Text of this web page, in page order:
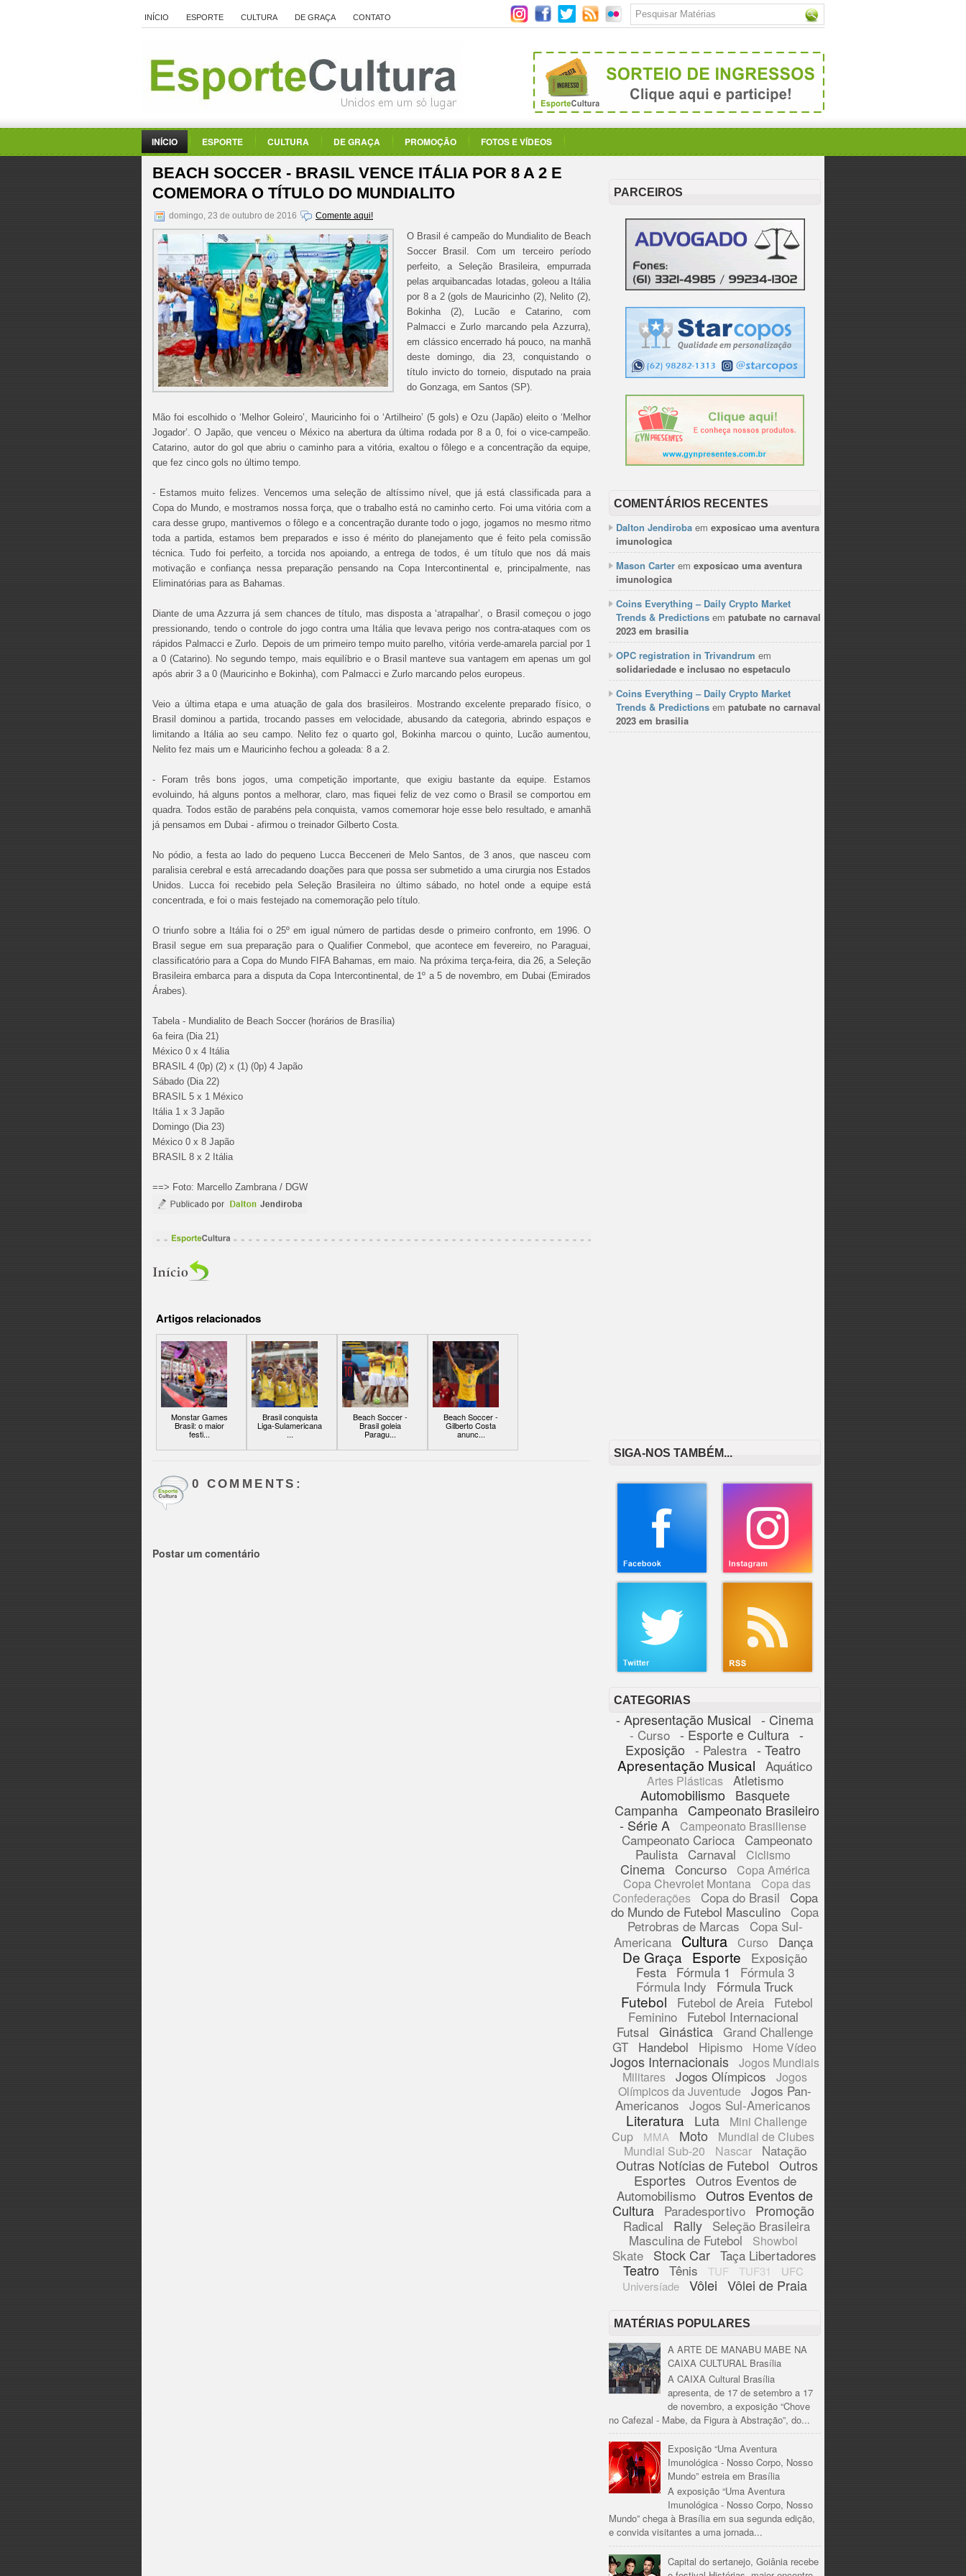
INÍCIO ESPORTE CULTURA DE GRAÇA CONTATO
INÍCIO ESPORTE CULTURA DE GRAÇA PROMOÇÃO FOTOS E VÍDEOS
BEACH SOCCER - BRASIL VENCE ITÁLIA POR 8 A 2 E
COMEMORA O TÍTULO DO MUNDIALITO
domingo, 23 de outubro de 2016 Comente aqui!
O Brasil é campeão do Mundialito de Beach
Soccer Brasil. Com um terceiro período
perfeito, a Seleção Brasileira, empurrada
pelas arquibancadas lotadas, goleou a Itália
por 8 a 2 (gols de Mauricinho (2), Nelito (2),
Bokinha (2), Lucão e Catarino, com
Palmacci e Zurlo marcando pela Azzurra),
em clássico encerrado há pouco, na manhã
deste domingo, dia 23, conquistando o
título invicto do torneio, disputado na praia
do Gonzaga, em Santos (SP).
Mão foi escolhido o ‘Melhor Goleiro’, Mauricinho foi o ‘Artilheiro’ (5 gols) e Ozu (Japão) eleito o ‘Melhor
Jogador’. O Japão, que venceu o México na abertura da última rodada por 8 a 0, foi o vice-campeão.
Catarino, autor do gol que abriu o caminho para a vitória, exaltou o fôlego e a concentração da equipe,
que fez cinco gols no último tempo.
- Estamos muito felizes. Vencemos uma seleção de altíssimo nível, que já está classificada para a
Copa do Mundo, e mostramos nossa força, que o trabalho está no caminho certo. Foi uma vitória com a
cara desse grupo, mantivemos o fôlego e a concentração durante todo o jogo, jogamos no mesmo ritmo
toda a partida, estamos bem preparados e isso é mérito do planejamento que é feito pela comissão
técnica. Tudo foi perfeito, a torcida nos apoiando, a entrega de todos, é um título que nos dá mais
motivação e confiança nessa preparação pensando na Copa Intercontinental e, principalmente, nas
Eliminatórias para as Bahamas.
Diante de uma Azzurra já sem chances de título, mas disposta a ‘atrapalhar’, o Brasil começou o jogo
pressionando, tendo o controle do jogo contra uma Itália que levava perigo nos contra-ataques com os
rápidos Palmacci e Zurlo. Depois de um primeiro tempo muito parelho, vitória verde-amarela parcial por 1
a 0 (Catarino). No segundo tempo, mais equilíbrio e o Brasil manteve sua vantagem em apenas um gol
após abrir 3 a 0 (Mauricinho e Bokinha), com Palmacci e Zurlo marcando pelos europeus.
Veio a última etapa e uma atuação de gala dos brasileiros. Mostrando excelente preparado físico, o
Brasil dominou a partida, trocando passes em velocidade, abusando da categoria, abrindo espaços e
limitando a Itália ao seu campo. Nelito fez o quarto gol, Bokinha marcou o quinto, Lucão aumentou,
Nelito fez mais um e Mauricinho fechou a goleada: 8 a 2.
- Foram três bons jogos, uma competição importante, que exigiu bastante da equipe. Estamos
evoluindo, há alguns pontos a melhorar, claro, mas fiquei feliz de vez como o Brasil se comportou em
quadra. Todos estão de parabéns pela conquista, vamos comemorar hoje esse belo resultado, e amanhã
já pensamos em Dubai - afirmou o treinador Gilberto Costa.
No pódio, a festa ao lado do pequeno Lucca Becceneri de Melo Santos, de 3 anos, que nasceu com
paralisia cerebral e está arrecadando doações para que possa ser submetido a uma cirurgia nos Estados
Unidos. Lucca foi recebido pela Seleção Brasileira no último sábado, no hotel onde a equipe está
concentrada, e foi o mais festejado na comemoração pelo título.
O triunfo sobre a Itália foi o 25º em igual número de partidas desde o primeiro confronto, em 1996. O
Brasil segue em sua preparação para o Qualifier Conmebol, que acontece em fevereiro, no Paraguai,
classificatório para a Copa do Mundo FIFA Bahamas, em maio. Na próxima terça-feira, dia 26, a Seleção
Brasileira embarca para a disputa da Copa Intercontinental, de 1º a 5 de novembro, em Dubai (Emirados
Árabes).
Tabela - Mundialito de Beach Soccer (horários de Brasília)
6a feira (Dia 21)
México 0 x 4 Itália
BRASIL 4 (0p) (2) x (1) (0p) 4 Japão
Sábado (Dia 22)
BRASIL 5 x 1 México
Itália 1 x 3 Japão
Domingo (Dia 23)
México 0 x 8 Japão
BRASIL 8 x 2 Itália
==> Foto: Marcello Zambrana / DGW
Artigos relacionados
Monstar Games
Brasil: o maior
festi...
Brasil conquista
Liga-Sulamericana
...
Beach Soccer -
Brasil goleia
Paragu...
Beach Soccer -
Gilberto Costa
anunc...
0 COMMENTS:
Postar um comentário
PARCEIROS
COMENTÁRIOS RECENTES
Dalton Jendiroba em exposicao uma aventura
imunologica
Mason Carter em exposicao uma aventura
imunologica
Coins Everything – Daily Crypto Market
Trends & Predictions em patubate no carnaval
2023 em brasilia
OPC registration in Trivandrum em
solidariedade e inclusao no espetaculo
Coins Everything – Daily Crypto Market
Trends & Predictions em patubate no carnaval
2023 em brasilia
SIGA-NOS TAMBÉM...
CATEGORIAS
- Apresentação Musical - Cinema
- Curso - Esporte e Cultura -
Exposição - Palestra - Teatro
Apresentação Musical Aquático
Artes Plásticas Atletismo
Automobilismo
Basquete
Campanha Campeonato Brasileiro
- Série A
Campeonato Brasiliense
Campeonato Carioca
Campeonato
Paulista Carnaval Ciclismo
Cinema Concurso
Copa América
Copa Chevrolet Montana
Copa das
Confederações
Copa do Brasil Copa
do Mundo de Futebol Masculino Copa
Petrobras de Marcas
Copa Sul-
Americana
Cultura Curso Dança
De Graça Esporte
Exposição
Festa
Fórmula 1
Fórmula 3
Fórmula Indy
Fórmula Truck
Futebol Futebol de Areia
Futebol
Feminino
Futebol Internacional
Futsal Ginástica Grand Challenge
GT Handebol Hipismo Home Vídeo
Jogos Internacionais
Jogos Mundiais
Militares
Jogos Olímpicos
Jogos
Olímpicos da Juventude
Jogos Pan-
Americanos Jogos Sul-Americanos
Literatura Luta
Mini Challenge
Cup
MMA Moto
Mundial de Clubes
Mundial Sub-20
Nascar Natação
Outras Notícias de Futebol Outros
Esportes Outros Eventos de
Automobilismo Outros Eventos de
Cultura
Paradesportivo Promoção
Radical Rally Seleção Brasileira
Masculina de Futebol
Showbol
Skate Stock Car Taça Libertadores
Teatro Tênis TUF TUF31
UFC
Universíade
Vôlei Vôlei de Praia
MATÉRIAS POPULARES
A ARTE DE MANABU MABE NA
CAIXA CULTURAL Brasília
A CAIXA Cultural Brasília
apresenta, de 17 de setembro a 17
de novembro, a exposição “Chove
no Cafezal - Mabe, da Figura à Abstração”, do...
Exposição “Uma Aventura
Imunológica - Nosso Corpo, Nosso
Mundo” estreia em Brasília
A exposição “Uma Aventura
Imunológica - Nosso Corpo, Nosso
Mundo” chega à Brasília em sua segunda edição,
e convida visitantes a uma jornada...
Capital do sertanejo, Goiânia recebe